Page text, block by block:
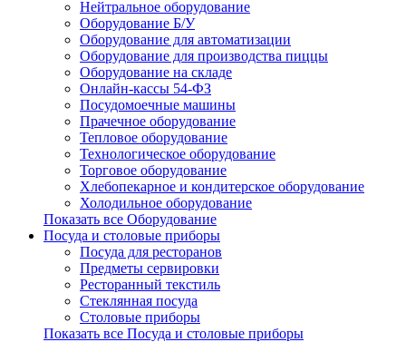
Нейтральное оборудование
Оборудование Б/У
Оборудование для автоматизации
Оборудование для производства пиццы
Оборудование на складе
Онлайн-кассы 54-ФЗ
Посудомоечные машины
Прачечное оборудование
Тепловое оборудование
Технологическое оборудование
Торговое оборудование
Хлебопекарное и кондитерское оборудование
Холодильное оборудование
Показать все Оборудование
Посуда и столовые приборы
Посуда для ресторанов
Предметы сервировки
Ресторанный текстиль
Стеклянная посуда
Столовые приборы
Показать все Посуда и столовые приборы